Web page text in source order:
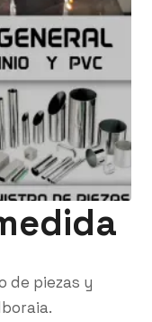
de piezas y